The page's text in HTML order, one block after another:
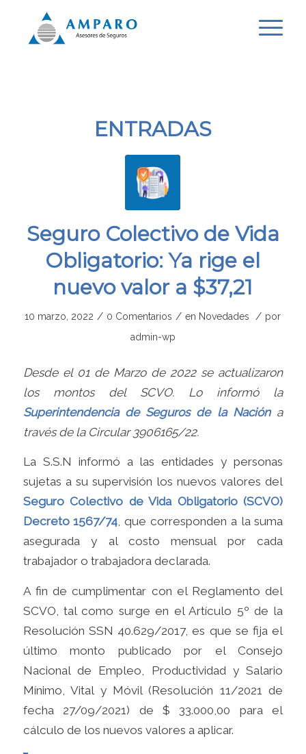
ENTRADAS
Seguro Colectivo de Vida
Obligatorio: Ya rige el
nuevo valor a $37,21
10 marzo, 2022 / 0 Comentarios / en Novedades / por
admin-wp
Desde el 01 de Marzo de 2022 se actualizaron
los montos del SCVO. Lo informó la
Superintendencia de Seguros de la Nacióna
través de la Circular 3906165/22.
La S.S.N informó a las entidades y personas
sujetas a su supervisión los nuevos valores del
Seguro Colectivo de Vida Obligatorio (SCVO)
Decreto 1567/74, que corresponden a la suma
asegurada y al costo mensual por cada
trabajador o trabajadora declarada.
A fin de cumplimentar con el Reglamento del
SCVO, tal como surge en el Artículo 5º de la
Resolución SSN 40.629/2017, es que se fija el
último monto publicado por el Consejo
Nacional de Empleo, Productividad y Salario
Mínimo, Vital y Móvil (Resolución 11/2021 de
fecha 27/09/2021) de $ 33.000,00 para el
cálculo de los nuevos valores a aplicar.